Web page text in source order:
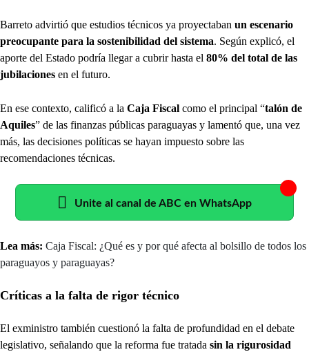
Barreto advirtió que estudios técnicos ya proyectaban un escenario
preocupante para la sostenibilidad del sistema. Según explicó, el
aporte del Estado podría llegar a cubrir hasta el 80% del total de las
jubilaciones en el futuro.
En ese contexto, calificó a la Caja Fiscal como el principal “talón de
Aquiles” de las finanzas públicas paraguayas y lamentó que, una vez
más, las decisiones políticas se hayan impuesto sobre las
recomendaciones técnicas.
Unite al canal de ABC en WhatsApp
Lea más: Caja Fiscal: ¿Qué es y por qué afecta al bolsillo de todos los
paraguayos y paraguayas?
Críticas a la falta de rigor técnico
El exministro también cuestionó la falta de profundidad en el debate
legislativo, señalando que la reforma fue tratada sin la rigurosidad